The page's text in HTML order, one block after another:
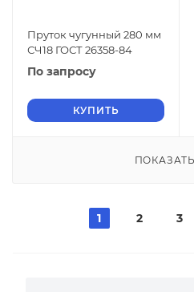
Пруток чугунный 280 мм
СЧ18 ГОСТ 26358-84
По запросу
КУПИТЬ
1 2 3